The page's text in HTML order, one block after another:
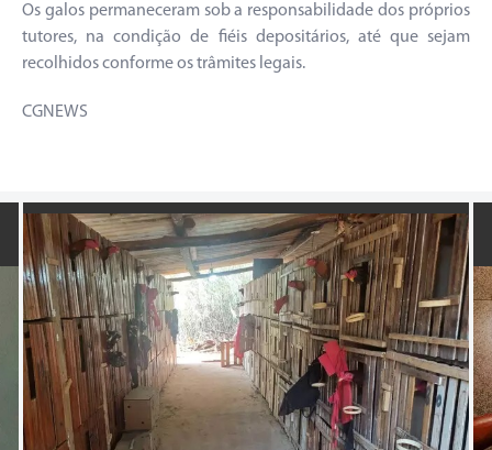
Os galos permaneceram sob a responsabilidade dos próprios
tutores, na condição de fiéis depositários, até que sejam
recolhidos conforme os trâmites legais.
CGNEWS